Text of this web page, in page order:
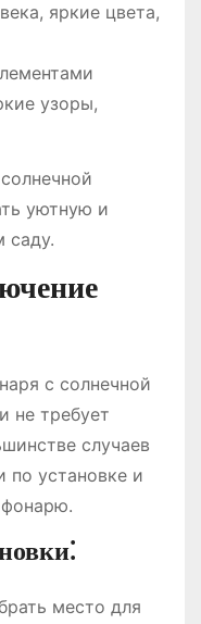
яркие цвета,
узоры,
уютную и
саду.
с солнечной
не требует
случаев
по установке и
место для